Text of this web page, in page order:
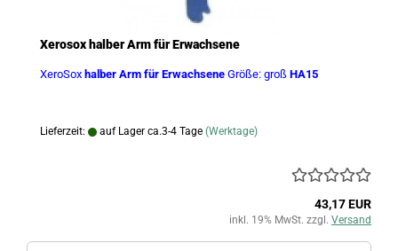
Xerosox halber Arm für Erwachsene
XeroSox halber Arm für Erwachsene Größe: groß HA15
Lieferzeit: auf Lager ca.3-4 Tage (Werktage)
43,17 EUR
inkl. 19% MwSt. zzgl. Versand